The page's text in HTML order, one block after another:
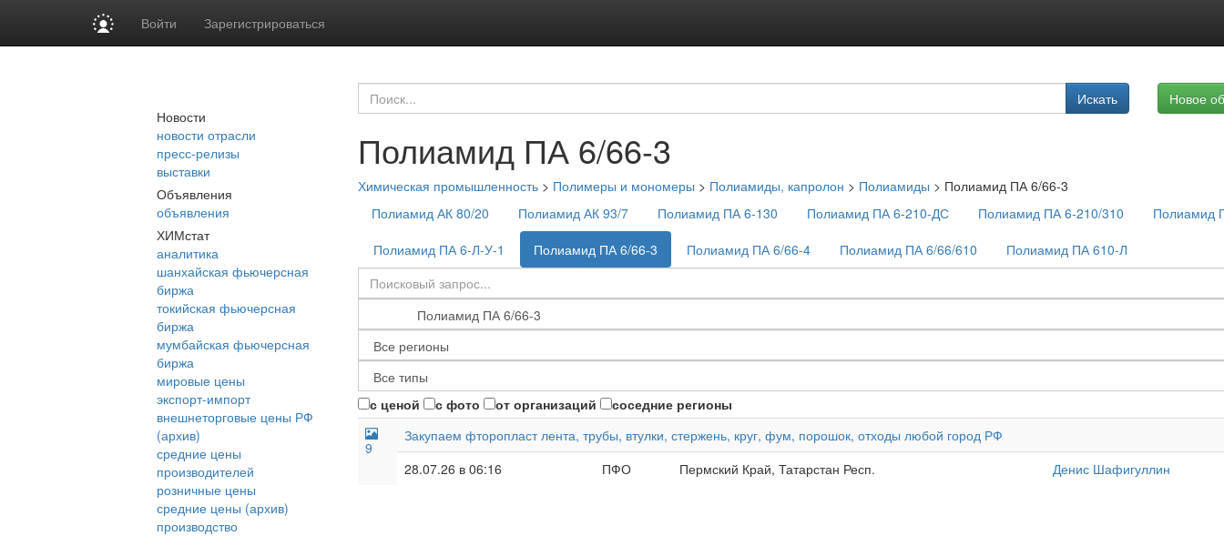
Войти Зарегистрироваться
Новости
новости отрасли
пресс-релизы
выставки
Объявления
объявления
ХИМстат
аналитика
шанхайская фьючерсная
биржа
токийская фьючерсная
биржа
мумбайская фьючерсная
биржа
мировые цены
экспорт-импорт
внешнеторговые цены РФ
(архив)
средние цены
производителей
розничные цены
средние цены (архив)
производство
Искать Новое
Полиамид ПА 6/66-3
Химическая промышленность > Полимеры и мономеры > Полиамиды, капролон > Полиамиды > Полиамид ПА 6/66-3
Полиамид АК 80/20
Полиамид АК 93/7 Полиамид ПА 6-130 Полиамид ПА 6-210-ДС Полиамид ПА 6-210/310
Полиамид
Полиамид ПА 6-Л-У-1
Полиамид ПА 6/66-3 Полиамид ПА 6/66-4 Полиамид ПА 6/66/610 Полиамид ПА 610-Л
с ценой с фото от организаций соседние регионы
9
Закупаем фторопласт лента, трубы, втулки, стержень, круг, фум, порошок, отходы любой город РФ
28.07.26 в 06:16
ПФО Пермский Край, Татарстан Респ. Денис Шафигуллин